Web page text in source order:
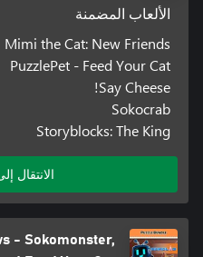
الألعاب المضمنة
Mimi the Cat: New Friends
PuzzlePet - Feed Your Cat
Say Cheese!
Sokocrab
Storyblocks: The King
الانتقال
- Sokomonster,